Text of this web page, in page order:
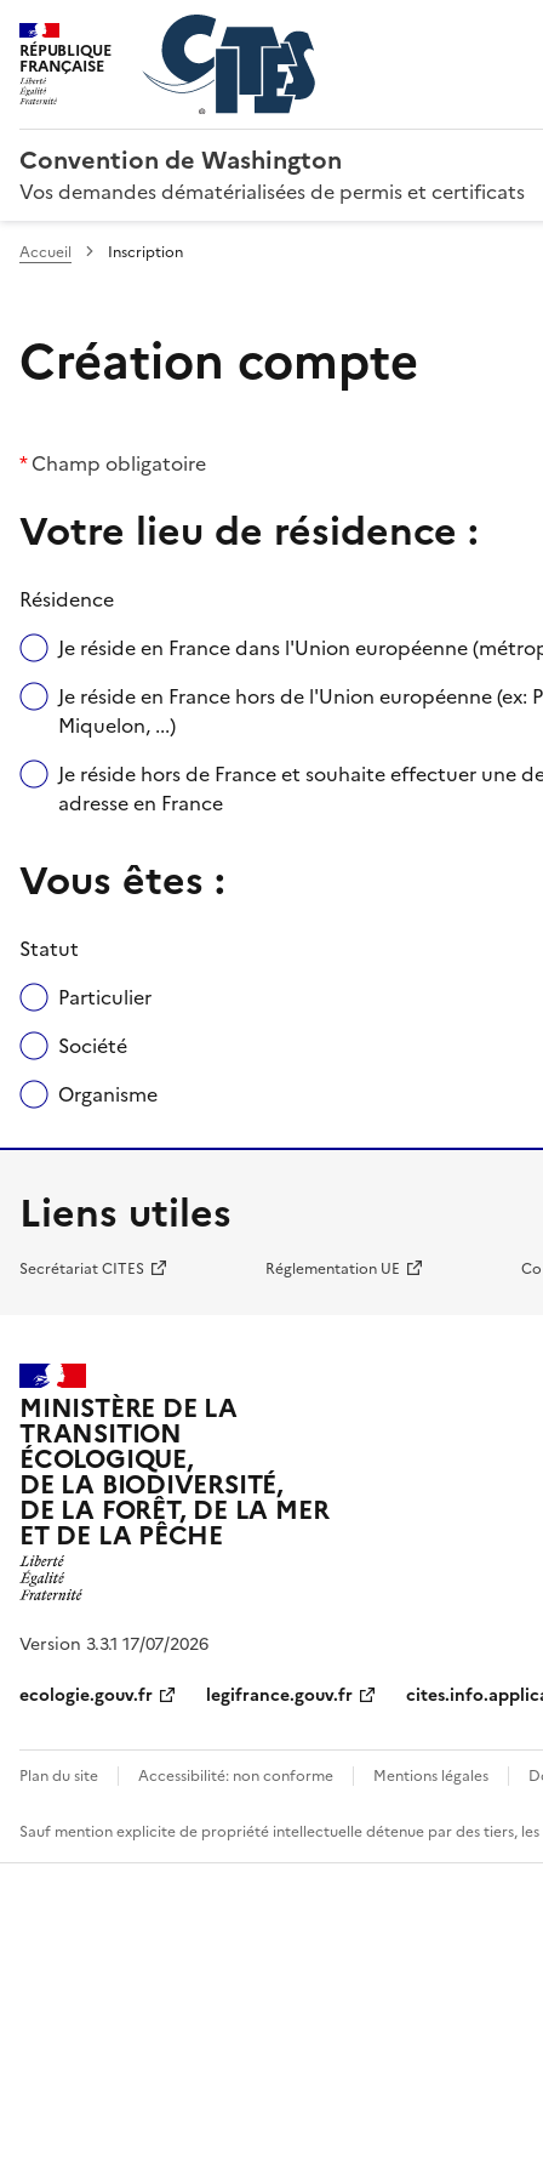
RÉPUBLIQUE
FRANÇAISE
Convention de Washington
Vos demandes dématérialisées de permis et certificats
Accueil Inscription
Création compte
*Champ obligatoire
Votre lieu de résidence :
Résidence
Je réside en France dans l'Union européenne
Je réside en France hors de l'Union européenne
Miquelon, ...)
Je réside hors de France et souhaite effectuer une
adresse en France
Vous êtes :
Statut
Particulier
Société
Organisme
Liens utiles
Secrétariat CITES Réglementation UE
MINISTÈRE DE LA
TRANSITION
ÉCOLOGIQUE,
DE LA BIODIVERSITÉ,
DE LA FORÊT, DE LA MER
ET DE LA PÊCHE
Version 3.3.1 17/07/2026
ecologie.gouv.fr
legifrance.gouv.fr
Plan du site Accessibilité: non conforme Mentions légales
Sauf mention explicite de propriété intellectuelle détenue par des tiers,